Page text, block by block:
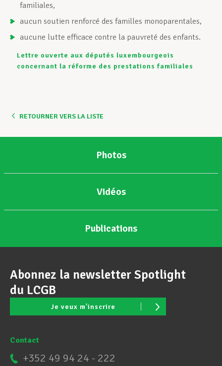
familiales,
aucun soutien renforcé des familles monoparentales,
aucune lutte efficace contre la pauvreté des enfants.
Lettre ouverte aux députés luxembourgeois
concernant la réforme des prestations familiales
RETOURNER VERS LA LISTE
Photos
Vidéos
Publications
Abonnez la newsletter Spotlight
du LCGB
Je veux m'inscrire
Contact
+352 49 94 24 - 222